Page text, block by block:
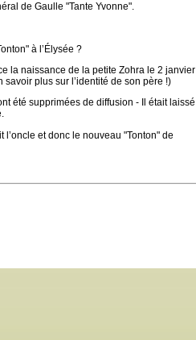
de Gaulle "Tante Yvonne".
à l’Élysée ?
la naissance de la petite Zohra le 2 janvier
plus sur l’identité de son père !)
été supprimées de diffusion - Il était laissé
et donc le nouveau "Tonton" de